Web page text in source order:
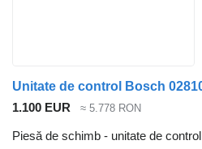
1.100 EUR ≈ 5.778 RON
Piesă de schimb - unitate de control